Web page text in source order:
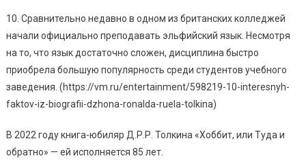
10. Сравнительно недавно в одном из британских колледжей
начали официально преподавать эльфийский язык. Несмотря
на то, что язык достаточно сложен, дисциплина быстро
приобрела большую популярность среди студентов учебного
заведения. (https://vm.ru/entertainment/598219-10-interesnyh-
faktov-iz-biografii-dzhona-ronalda-ruela-tolkina)
В 2022 году книга-юбиляр Д.Р.Р. Толкина «Хоббит, или Туда и
обратно» — ей исполняется 85 лет.